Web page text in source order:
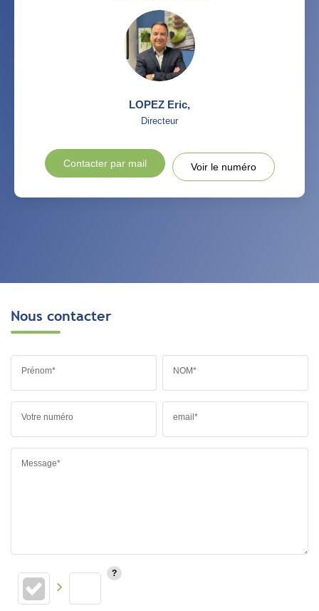
LOPEZ Eric,
Directeur
Contacter par mail Voir le numéro
Nous contacter
Prénom* NOM*
Votre numéro email*
Message*